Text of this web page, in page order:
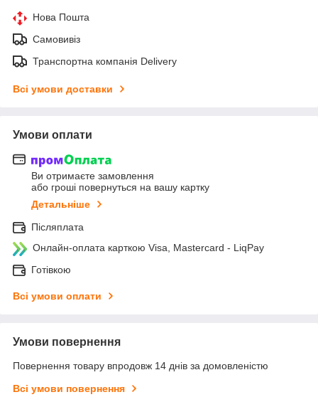
Нова Пошта
Самовивіз
Транспортна компанія Delivery
Всі умови доставки
Умови оплати
Ви отримаєте замовлення
або гроші повернуться на вашу картку
Детальніше
Післяплата
Онлайн-оплата карткою Visa, Mastercard - LiqPay
Готівкою
Всі умови оплати
Умови повернення
Повернення товару впродовж 14 днів за домовленістю
Всі умови повернення